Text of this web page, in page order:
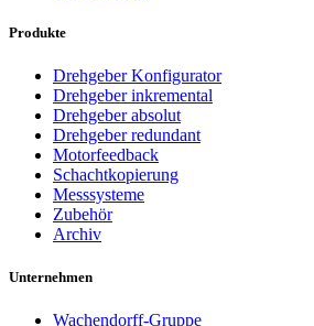
Produkte
Drehgeber Konfigurator
Drehgeber inkremental
Drehgeber absolut
Drehgeber redundant
Motorfeedback
Schachtkopierung
Messsysteme
Zubehör
Archiv
Unternehmen
Wachendorff-Gruppe